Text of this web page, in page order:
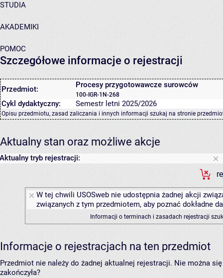
STUDIA
AKADEMIKI
POMOC
Szczegółowe informacje o rejestracji
Przedmiot: Procesy przygotowawcze surowców
100-IGR-1N-268
Cykl dydaktyczny: Semestr letni 2025/2026
Opisu przedmiotu, zasad zaliczania i innych informacji szukaj na stronie
Aktualny stan oraz możliwe akcje
Aktualny tryb rejestracji:
W tej chwili USOSweb nie udostępnia żadnej akcji
związanych z tym przedmiotem, aby poznać dokładne
Informacji o terminach i zasadach rejestracji
Informacje o rejestracjach na ten przedmiot
Przedmiot nie należy do żadnej aktualnej rejestracji. Nie można
zakończyła?